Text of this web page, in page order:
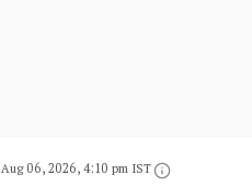
Aug 06, 2026, 4:10 pm IST